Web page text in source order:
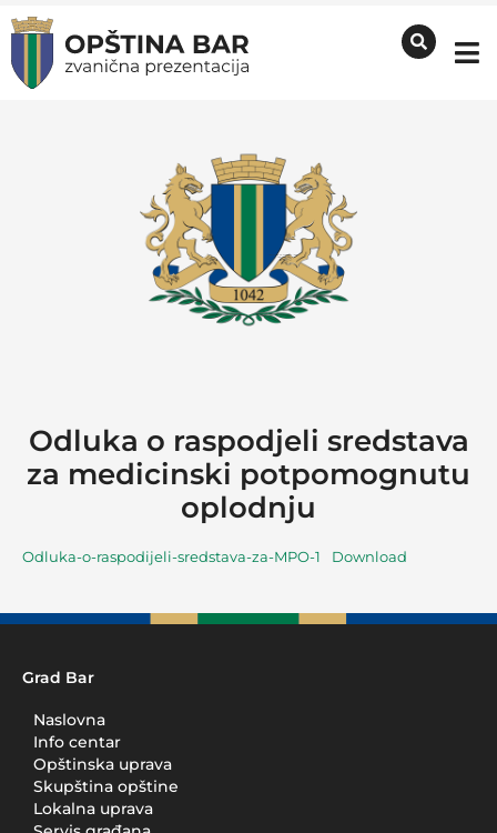
Odluka o raspodjeli sredstava
za medicinski potpomognutu
oplodnju
Odluka-o-raspodijeli-sredstava-za-MPO-1 Download
Grad Bar
Naslovna
Info centar
Opštinska uprava
Skupština opštine
Lokalna uprava